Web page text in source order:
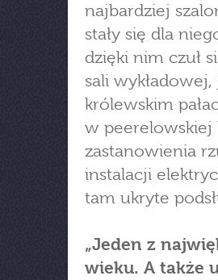
najbardziej
stały się dla
dzięki nim czuł
sali
królewskim
w peerelowskiej
zastanowienia
instalacji
tam ukryte
„Jeden z
wieku. A także